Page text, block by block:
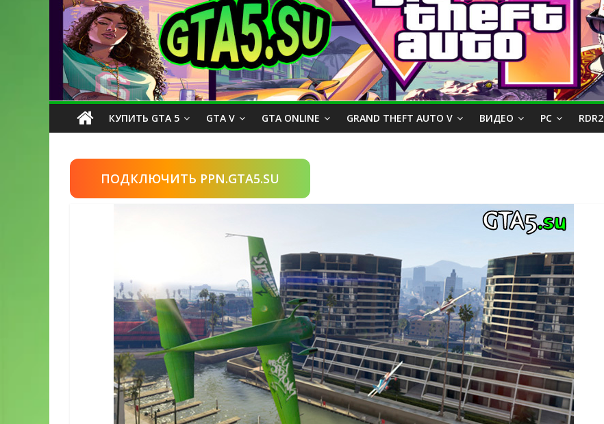
КУПИТЬ GTA 5 GTA V GTA ONLINE GRAND THEFT AUTO V ВИДЕО PC RDR2
ПОДКЛЮЧИТЬ PPN.GTA5.SU